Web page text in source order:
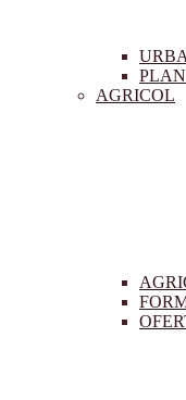
AGRICOL